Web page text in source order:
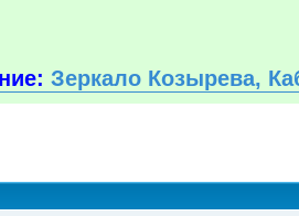
Зеркало Козырева,